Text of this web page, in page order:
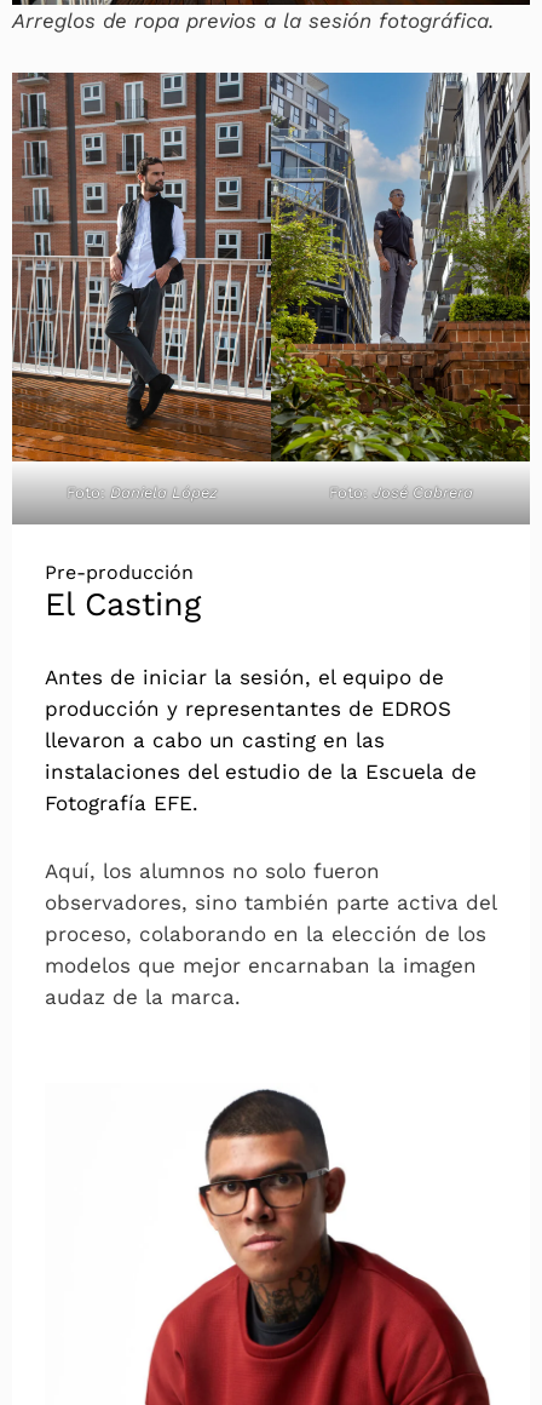
Arreglos de ropa previos a la sesión fotográfica.
Foto: Daniela López Foto:José Cabrera
Pre-producción
El Casting
Antes de iniciar la sesión, el equipo de
producción y representantes de EDROS
llevaron a cabo un casting en las
instalaciones del estudio de la Escuela de
Fotografía EFE.
Aquí, los alumnos no solo fueron
observadores, sino también parte activa del
proceso, colaborando en la elección de los
modelos que mejor encarnaban la imagen
audaz de la marca.